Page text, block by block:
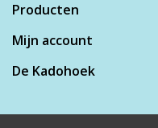
Producten
Mijn account
De Kadohoek